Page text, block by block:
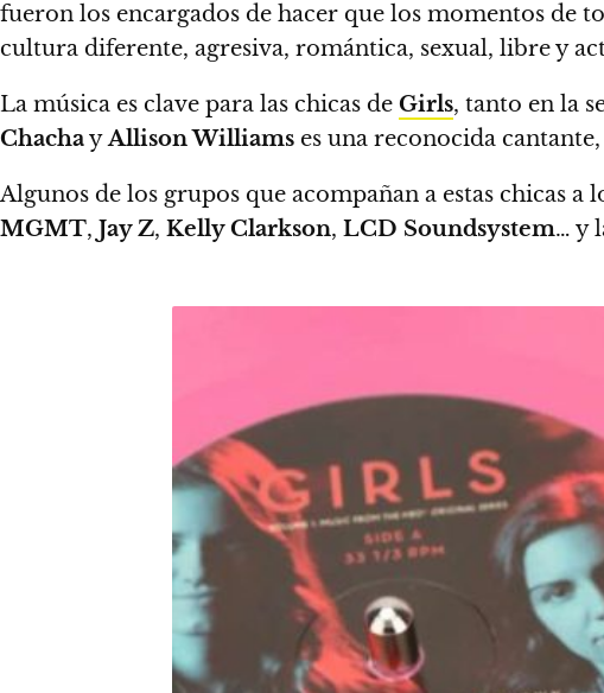
fueron los encargados de hacer que los momentos de
cultura diferente, agresiva, romántica, sexual, libre y
La música es clave para las chicas de Girls, tanto en la
ChachayAllison Williams es una reconocida
Algunos de los grupos que acompañan a estas chicas a
MGMT, Jay Z, Kelly Clarkson, LCD Soundsystem… y